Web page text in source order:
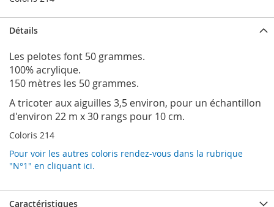
Détails
Les pelotes font 50 grammes.
100% acrylique.
150 mètres les 50 grammes.
A tricoter aux aiguilles 3,5 environ, pour un échantillon
d'environ 22 m x 30 rangs pour 10 cm.
Coloris 214
Pour voir les autres coloris rendez-vous dans la rubrique
"N°1" en cliquant ici.
Caractéristiques